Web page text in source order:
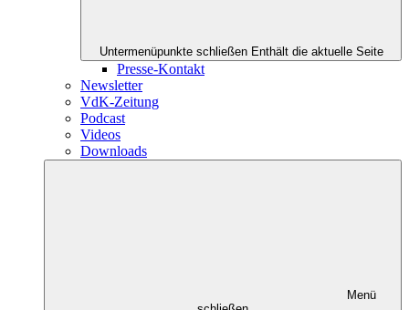
Untermenüpunkte schließen Enthält die aktuelle Seite
Presse-Kontakt
Newsletter
VdK-Zeitung
Podcast
Videos
Downloads
Menü